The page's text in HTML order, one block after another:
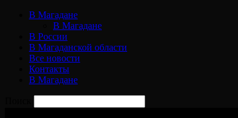
В Магадане
В Магадане
В России
В Магаданской области
Все новости
Контакты
В Магадане